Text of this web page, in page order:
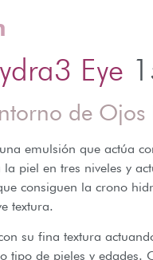
Eye
de
emulsión que actúa
piel en tres niveles y
consiguen la crono
textura.
su fina textura
tipo de pieles y edades.